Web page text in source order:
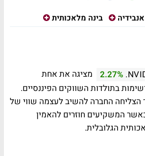
אנבידיה בינה מלאכותית
2.27%
מציגה את אחת
בתולדות השווקים הפיננסיים.
הצליחה החברה להשיב לעצמה שווי של
המשקיעים חוזרים להאמין
הגלובלית.